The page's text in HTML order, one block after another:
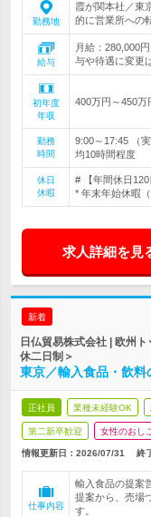
勤務地
霞が関本社／東
的に営業所への
給与
月給：280,000
与や待遇に変更
初年度
年収
400万円～450万
勤務
時間
9:00～17:45 （
均10時間程度
休日
休暇
# 【年間休日
* 年末年始休暇
求人詳細を見
新着
日仏貿易株式会社 | 欧州
休二日制＞
東京／輸入食品・飲
正社員 業種未経験OK
第二新卒歓迎 女性のおし
情報更新日：2026/07/31 終
仕事内容
輸入食品の提案
提案から、売場
す。